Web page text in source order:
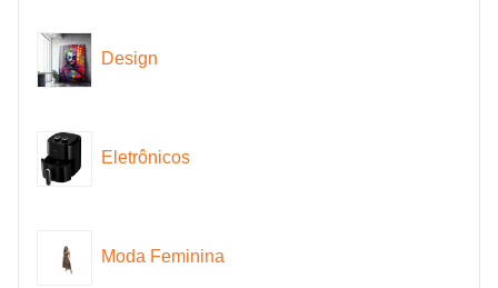
Design
Eletrônicos
Moda Feminina